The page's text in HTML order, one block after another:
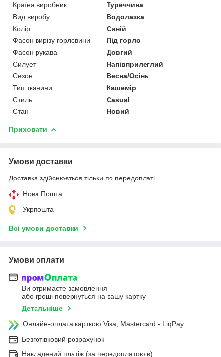
Країна виробник
Туреччина
Вид виробу
Водолазка
Колір
Синій
Фасон вирізу горловини
Під горло
Фасон рукава
Довгий
Силует
Напівприлеглий
Сезон
Весна/Осінь
Тип тканини
Кашемір
Стиль
Casual
Стан
Новий
Приховати
Умови доставки
Доставка здійснюється тільки по передоплаті.
Нова Пошта
Укрпошта
Всі умови доставки
Умови оплати
Ви отримаєте замовлення
або гроші повернуться на вашу картку
Детальніше
Онлайн-оплата карткою Visa, Mastercard - LiqPay
Безготівковий розрахунок
Накладений платіж (за передоплатою в)